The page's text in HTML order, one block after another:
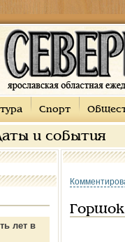
Спорт
и события
лет в
Горшок